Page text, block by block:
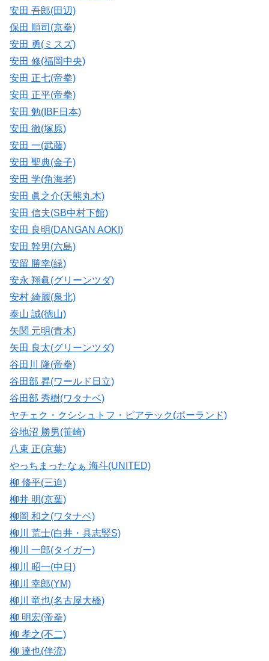
安田 吾郎(田辺)
保田 順司(京拳)
安田 勇(ミスズ)
安田 修(福岡中央)
安田 正七(帝拳)
安田 正平(帝拳)
安田 勉(IBF日本)
安田 徹(塚原)
安田 一(武藤)
安田 聖典(金子)
安田 学(角海老)
安田 眞之介(天熊丸木)
安田 信夫(SB中村下館)
安田 良明(DANGAN AOKI)
安田 幹男(六島)
安留 勝幸(緑)
安永 翔眞(グリーンツダ)
安村 綺麗(泉北)
泰山 誠(徳山)
矢関 元明(青木)
矢田 良太(グリーンツダ)
谷田川 隆(帝拳)
谷田部 昇(ワールド日立)
谷田部 秀樹(ワタナベ)
ヤチェク・クシシュトフ・ピアテック(ポーランド)
谷地沼 勝男(笹崎)
八束 正(京葉)
やっちまったなぁ 海斗(UNITED)
柳 修平(三迫)
柳井 明(京葉)
柳岡 和之(ワタナベ)
柳川 荒士(白井・具志竪S)
柳川 一郎(タイガー)
柳川 昭一(中日)
柳川 幸郎(YM)
柳川 竜也(名古屋大橋)
柳 明宏(帝拳)
柳 孝之(不二)
柳 達也(伴流)